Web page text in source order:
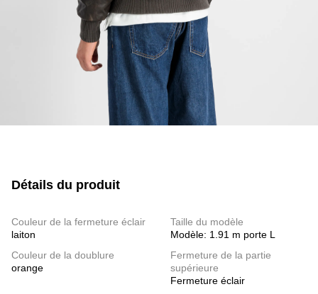
Détails du produit
Couleur de la fermeture éclair
laiton
Taille du modèle
Modèle: 1.91 m porte L
Couleur de la doublure
orange
Fermeture de la partie
supérieure
Fermeture éclair